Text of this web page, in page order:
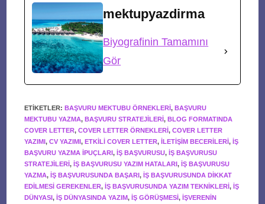
mektupyazdirma
Biyografinin Tamamını
Gör
ETIKETLER: BAŞVURU MEKTUBU ÖRNEKLERI, BAŞVURU
MEKTUBU YAZMA, BAŞVURU STRATEJILERI, BLOG FORMATINDA
COVER LETTER, COVER LETTER ÖRNEKLERI, COVER LETTER
YAZIMI, CV YAZIMI, ETKILI COVER LETTER, ILETIŞIM BECERILERI, IŞ
BAŞVURU YAZMA IPUÇLARI, IŞ BAŞVURUSU, IŞ BAŞVURUSU
STRATEJILERI, IŞ BAŞVURUSU YAZIM HATALARI, IŞ BAŞVURUSU
YAZMA, IŞ BAŞVURUSUNDA BAŞARI, IŞ BAŞVURUSUNDA DIKKAT
EDILMESI GEREKENLER, IŞ BAŞVURUSUNDA YAZIM TEKNIKLERI, IŞ
DÜNYASI, IŞ DÜNYASINDA YAZIM, IŞ GÖRÜŞMESI, IŞVERENIN